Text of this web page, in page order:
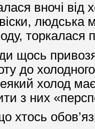
вночі
торкалася
щось
до
холод
з них
хтось